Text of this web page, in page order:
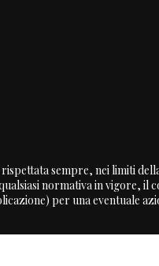
sempre, nei limiti
normativa in vigore, il
per una eventuale